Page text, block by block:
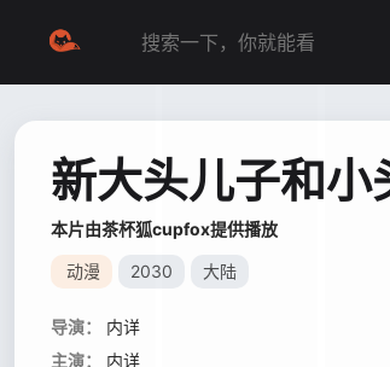
新大头儿子和
本片由茶杯狐cupfox提供播放
动漫 2030 大陆
导演：
内详
主演：
内详